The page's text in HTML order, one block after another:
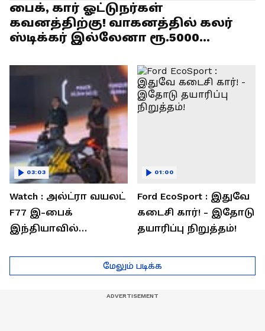
பைக், கார் ஓட்டுநர்கள்
கவனத்திற்கு! வாகனத்தில் கலர்
ஸ்டிக்கர் இல்லேனா ரூ.5000
Watch : அல்ட்ரா வயலட்
F77 இ-பைக்
இந்தியாவில்
சார்ஜில் 307கி.மீ
பயணம்!
03:03
Ford EcoSport : இதுவே
கடைசி கார்! - இதோடு
தயாரிப்பு நிறுத்தம்!
01:00
மேலும் படிக்க